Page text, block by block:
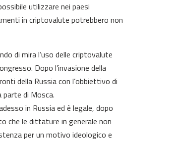
utilizzare nei paesi
in criptovalute potrebbero non
di mira l’uso delle criptovalute
Dopo l’invasione della
della Russia con l’obbiettivo di
di Mosca.
in Russia ed è legale, dopo
che le dittature in generale non
per un motivo ideologico e